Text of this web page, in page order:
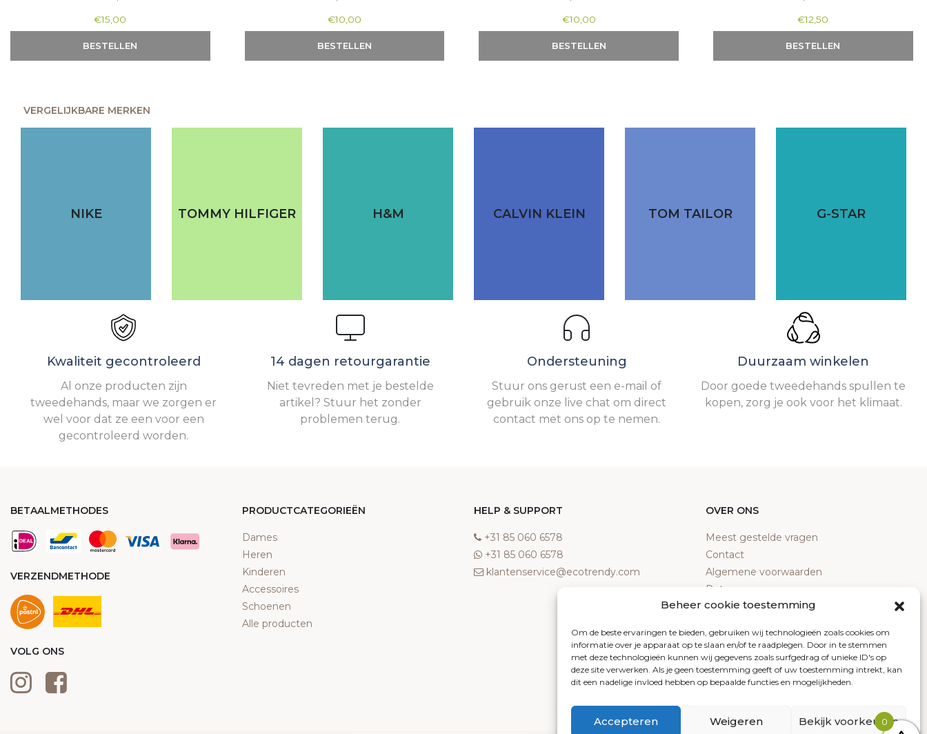
Beheer cookie toestemming
Om de beste ervaringen te bieden, gebruiken wij technologieën zoals cookies om
informatie over je apparaat op te slaan en/of te raadplegen. Door in te stemmen
met deze technologieën kunnen wij gegevens zoals surfgedrag of unieke ID's op
deze site verwerken. Als je geen toestemming geeft of uw toestemming intrekt, kan
dit een nadelige invloed hebben op bepaalde functies en mogelijkheden.
Accepteren Weigeren Bekijk voorkeuren
€15,00
BESTELLEN
€10,00
BESTELLEN
€10,00
BESTELLEN
€12,50
BESTELLEN
VERGELIJKBARE MERKEN
NIKE TOMMY HILFIGER H&M CALVIN KLEIN TOM TAILOR G-STAR
Kwaliteit gecontroleerd
Al onze producten zijn
tweedehands, maar we zorgen er
wel voor dat ze een voor een
gecontroleerd worden.
14 dagen retourgarantie
Niet tevreden met je bestelde
artikel? Stuur het zonder
problemen terug.
Ondersteuning
Stuur ons gerust een e-mail of
gebruik onze live chat om direct
contact met ons op te nemen.
Duurzaam winkelen
Door goede tweedehands spullen te
kopen, zorg je ook voor het klimaat.
BETAALMETHODES
VERZENDMETHODE
VOLG ONS
PRODUCTCATEGORIEËN
Dames
Heren
Kinderen
Accessoires
Schoenen
Alle producten
HELP & SUPPORT
‎+31 85 060 6578
‎+31 85 060 6578
klantenservice@ecotrendy.com
OVER ONS
Meest gestelde vragen
Contact
Algemene voorwaarden
Retourneren
Klachten
Cookiebeleid
0